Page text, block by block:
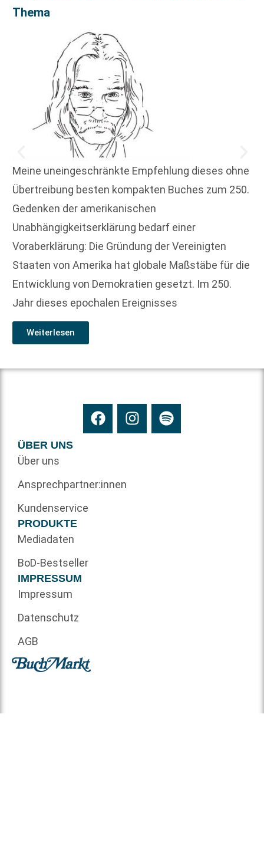
Thema
Meine uneingeschränkte Empfehlung dieses ohne
Übertreibung besten kompakten Buches zum 250.
Gedenken der amerikanischen
Unabhängigkeitserklärung bedarf einer
Voraberklärung: Die Gründung der Vereinigten
Staaten von Amerika hat globale Maßstäbe für die
Entwicklung von Demokratien gesetzt. Im 250.
Jahr dieses epochalen Ereignisses
Weiterlesen
ÜBER UNS
Über uns
Ansprechpartner:innen
Kundenservice
PRODUKTE
Mediadaten
BoD-Bestseller
IMPRESSUM
Impressum
Datenschutz
AGB